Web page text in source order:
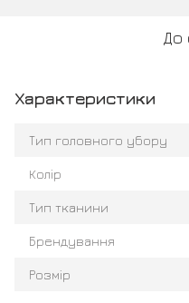
До
Характеристики
Тип головного убору
Колір
Тип тканини
Брендування
Розмір